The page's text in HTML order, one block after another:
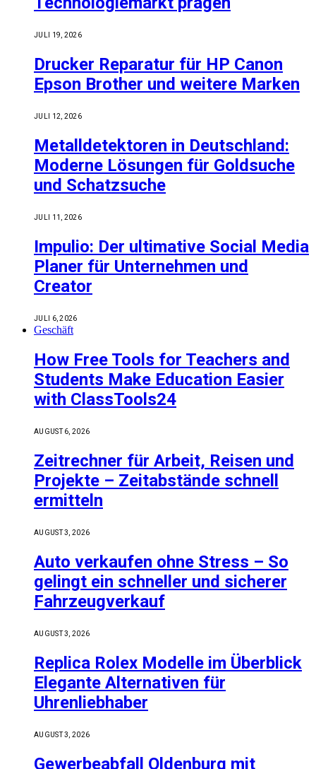
JULI 19, 2026
Drucker Reparatur für HP Canon
Epson Brother und weitere Marken
JULI 12, 2026
Metalldetektoren in Deutschland:
Moderne Lösungen für Goldsuche
und Schatzsuche
JULI 11, 2026
Impulio: Der ultimative Social Media
Planer für Unternehmen und
Creator
JULI 6, 2026
Geschäft
How Free Tools for Teachers and
Students Make Education Easier
with ClassTools24
AUGUST 6, 2026
Zeitrechner für Arbeit, Reisen und
Projekte – Zeitabstände schnell
ermitteln
AUGUST 3, 2026
Auto verkaufen ohne Stress – So
gelingt ein schneller und sicherer
Fahrzeugverkauf
AUGUST 3, 2026
Replica Rolex Modelle im Überblick
Elegante Alternativen für
Uhrenliebhaber
AUGUST 3, 2026
Gewerbeabfall Oldenburg mit